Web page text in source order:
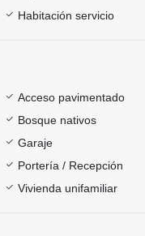
Habitación servicio
Acceso pavimentado
Bosque nativos
Garaje
Portería / Recepción
Vivienda unifamiliar